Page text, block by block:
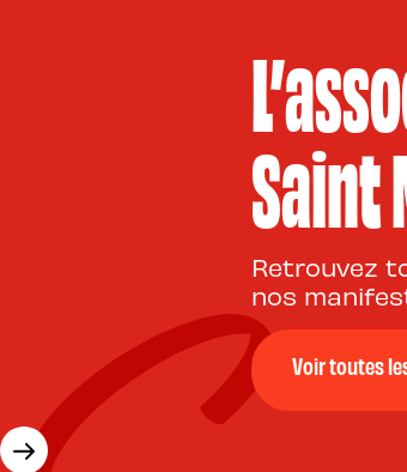
Saint
Retrouvez
nos
Voir toutes